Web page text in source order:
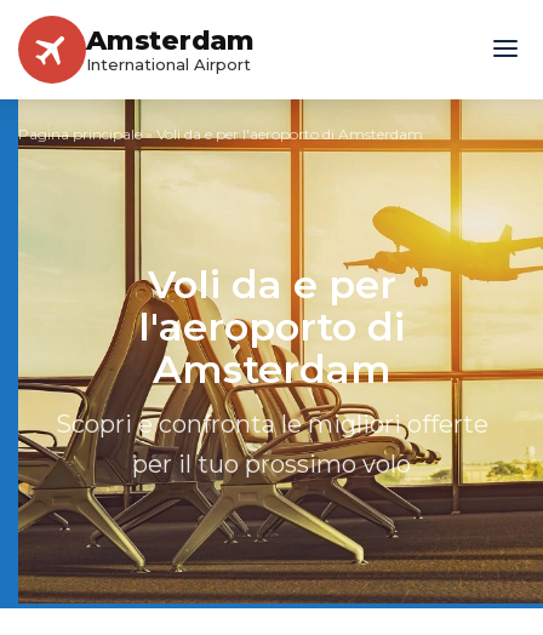
Amsterdam
International Airport
Pagina principale»Voli da e per l'aeroporto di Amsterdam
Voli da e per
l'aeroporto di
Amsterdam
Scopri e confronta le migliori offerte
per il tuo prossimo volo